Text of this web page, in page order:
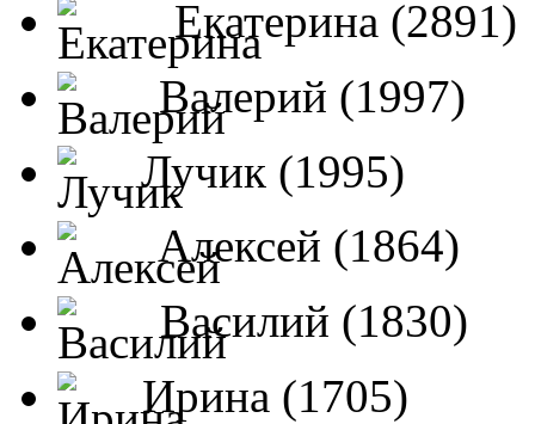
Екатерина (2891)
Валерий (1997)
Лучик (1995)
Алексей (1864)
Василий (1830)
Ирина (1705)